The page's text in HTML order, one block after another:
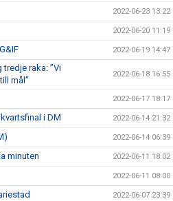
2022-06-23 13:22
2022-06-20 11:19
2022-06-19 14:47
raka: ”Vi
mål”
2022-06-18 16:55
2022-06-17 18:17
i DM 2022-06-14 21:32
2022-06-14 06:39
minuten 2022-06-11 18:02
2022-06-11 08:00
2022-06-07 23:39